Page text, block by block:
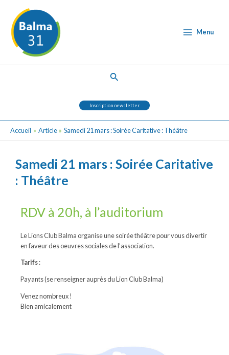
contenu
MenuMenu
Rechercher
Inscription newsletter
Accueil Article Samedi 21 mars : Soirée Caritative : Théâtre
Samedi 21 mars : Soirée Caritative
: Théâtre
RDV à 20h, à l’auditorium
Le Lions Club Balma organise une soirée théâtre pour vous divertir
en faveur des oeuvres sociales de l’association.
Tarifs:
Payants (se renseigner auprès du Lion Club Balma)
Venez nombreux !
Bien amicalement
navigation